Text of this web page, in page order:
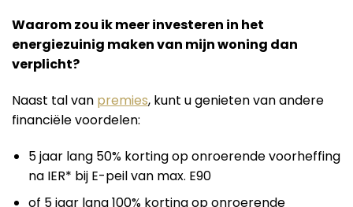
Waarom zou ik meer investeren in het
energiezuinig maken van mijn woning dan
verplicht?
Naast tal van premies, kunt u genieten van andere
financiële voordelen:
5 jaar lang 50% korting op onroerende voorheffing
na IER* bij E-peil van max. E90
of 5 jaar lang 100% korting op onroerende